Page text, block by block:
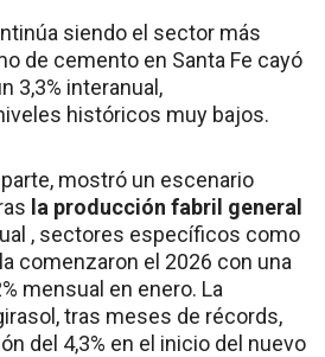
siendo el sector más
de cemento en Santa Fe cayó
3,3% interanual,
históricos muy bajos.
mostró un escenario
la producción fabril general
, sectores específicos como
comenzaron el 2026 con una
mensual en enero. La
tras meses de récords,
del 4,3% en el inicio del nuevo